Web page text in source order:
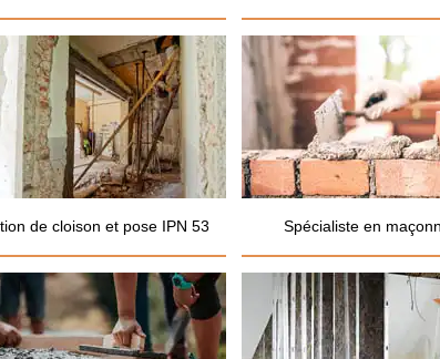
de cloison et pose IPN 53 Spécialiste en